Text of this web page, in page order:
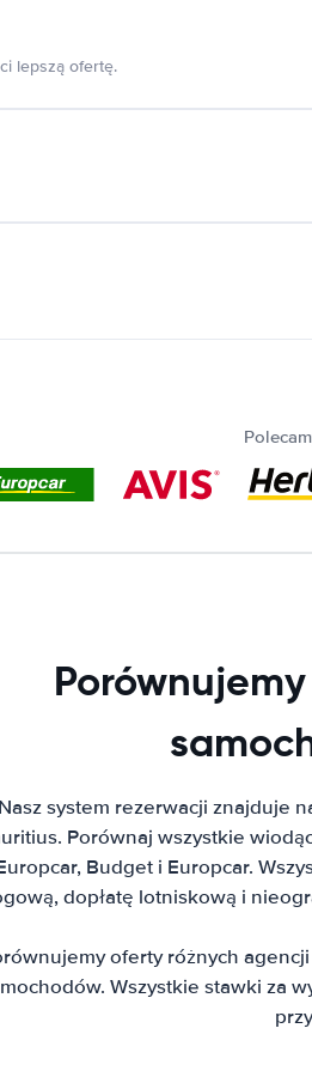
lepszą ofertę.
Nasz system rezerwacji znajduje
Porównaj wszystkie
Budget i Europcar.
dopłatę lotniskową i
oferty różnych
Wszystkie stawki za